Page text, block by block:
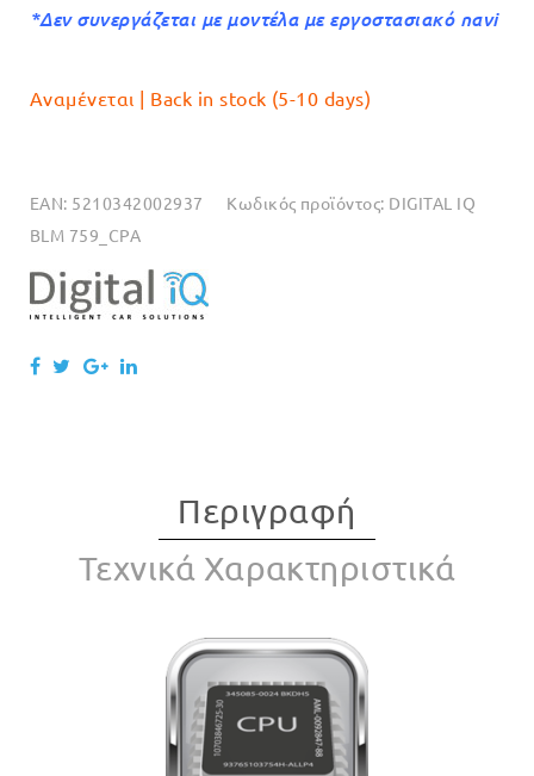
*Δεν συνεργάζεται με μοντέλα με εργοστασιακό navi
Αναμένεται | Back in stock (5-10 days)
EAN: 5210342002937 Κωδικός προϊόντος: DIGITAL IQ
BLM 759_CPA
Περιγραφή
Τεχνικά Χαρακτηριστικά